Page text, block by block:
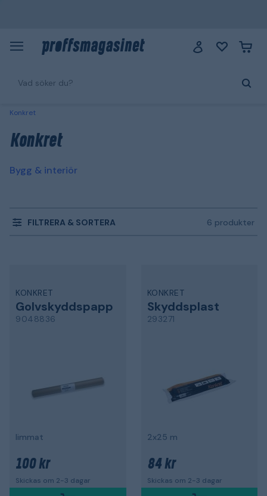
Konkret
Konkret
Bygg & interiör
FILTRERA & SORTERA 6 produkter
KONKRET
Golvskyddspapp
9048836
limmat
100 kr
Skickas om 2-3 dagar
KONKRET
Skyddsplast
293271
2x25 m
84 kr
Skickas om 2-3 dagar